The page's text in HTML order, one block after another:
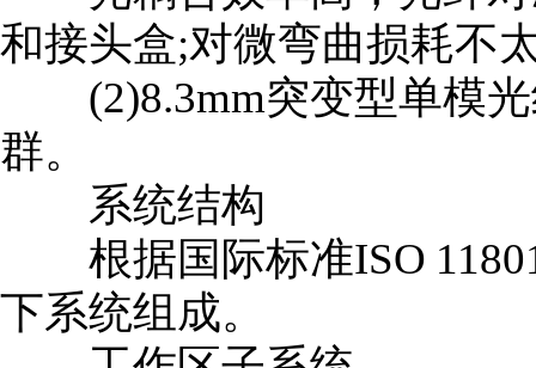
和接头盒;对微弯曲损耗不
(2)8.3mm突变型单模光
群。
系统结构
根据国际标准ISO
下系统组成。